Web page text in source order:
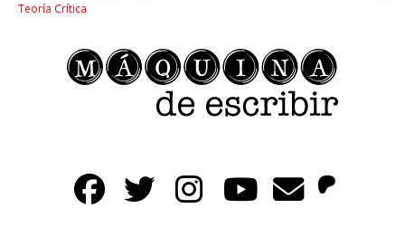
Teoría Crítica